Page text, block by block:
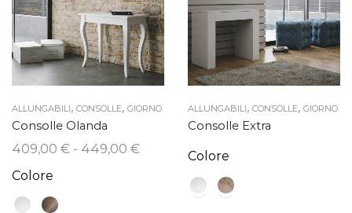
ALLUNGABILI, CONSOLLE, GIORNO
Consolle Olanda
409,00 € - 449,00 €Fascia
Colore
ALLUNGABILI, CONSOLLE, GIORNO
Consolle Extra
Colore